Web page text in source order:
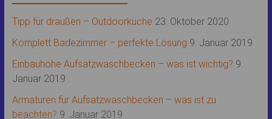
Tipp für draußen – Outdoorküche 23. Oktober 2020
Komplett Badezimmer – perfekte Lösung 9. Januar 2019
Einbauhöhe Aufsatzwaschbecken – was ist wichtig? 9.
Januar 2019
Armaturen für Aufsatzwaschbecken – was ist zu
beachten? 9. Januar 2019